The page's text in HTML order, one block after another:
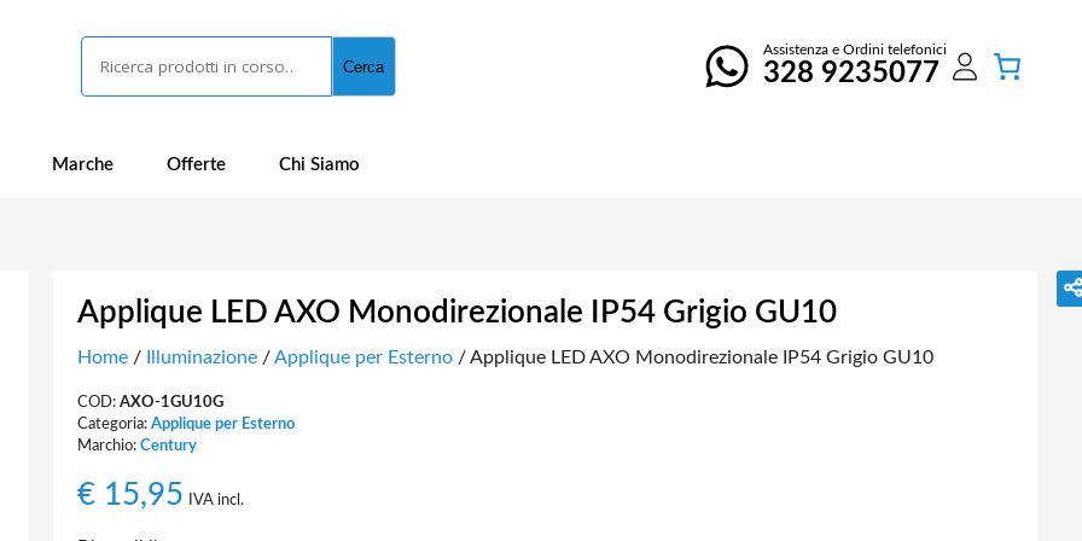
Cerca
Assistenza e Ordini telefonici
328 9235077
Marche Offerte Chi Siamo
Applique LED AXO Monodirezionale IP54 Grigio GU10
Home/ Illuminazione/Applique per Esterno/ Applique LED AXO Monodirezionale IP54 Grigio GU10
COD: AXO-1GU10G
Categoria: Applique per Esterno
Marchio: Century
€15,95 IVA incl.